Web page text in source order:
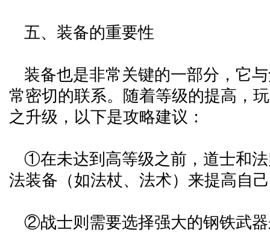
五、装备的重要性
装备也是非常关键的一部分，它
常密切的联系。随着等级的提高，
之升级，以下是攻略建议：
①在未达到高等级之前，道士和
法装备（如法杖、法术）来提高自
②战士则需要选择强大的钢铁武